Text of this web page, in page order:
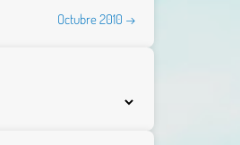
Octubre 2010 →